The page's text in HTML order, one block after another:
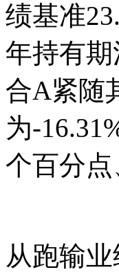
绩基准
年持有
合A紧随
为-
个百分点
从跑输